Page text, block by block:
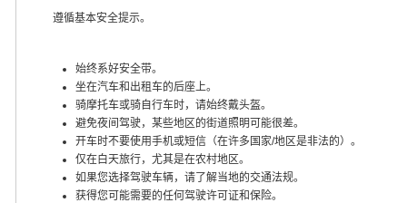
遵循基本安全提示。
始终系好安全带。
坐在汽车和出租车的后座上。
骑摩托车或骑自行车时，请始终戴头盔。
避免夜间驾驶，某些地区的街道照明可能很差。
开车时不要使用手机或短信（在许多国家/地区是非法的）。
仅在白天旅行，尤其是在农村地区。
如果您选择驾驶车辆，请了解当地的交通法规。
获得您可能需要的任何驾驶许可证和保险。